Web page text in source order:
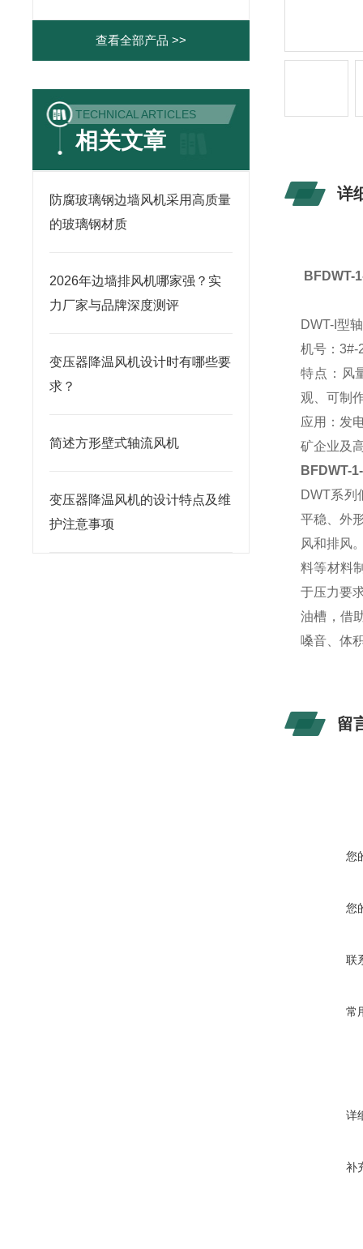
查看全部产品 >>
TECHNICAL ARTICLES
相关文章
防腐玻璃钢边墙风机采用高质量
的玻璃钢材质
2026年边墙排风机哪家强？实
力厂家与品牌深度测评
变压器降温风机设计时有哪些要
求？
简述方形壁式轴流风机
变压器降温风机的设计特点及维
护注意事项
详
BFDWT-
DWT-I型
机号：3#-
特点：风
观、可制
应用：发
矿企业及
BFDWT-
DWT系列
平稳、外
风和排风
料等材料
于压力要
油槽，借
嗓音、体
留
您
您
联
常
详
补